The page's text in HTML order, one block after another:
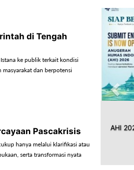
di Tengah
ke publik terkait kondisi
dan berpotensi
Pascakrisis
hanya melalui klarifikasi atau
serta transformasi nyata
AHI